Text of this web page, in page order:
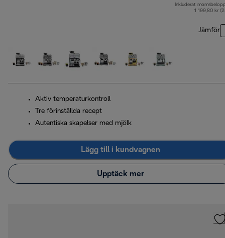
Inkluderat
1 199,80 kr
Jämför
Aktiv temperaturkontroll
Tre förinställda recept
Autentiska skapelser med mjölk
Lägg till i kundvagnen
Upptäck mer